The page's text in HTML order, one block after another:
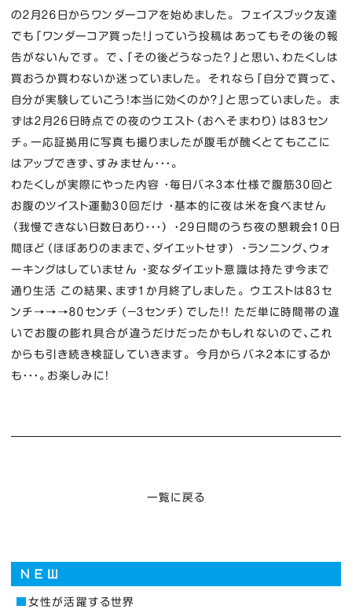
の２月２６日からワンダーコアを始めました。 フェイスブック友達
でも「ワンダーコア買った！」っていう投稿はあってもその後の報
告がないんです。 で、「その後どうなった？」と思い、わたくしは
買おうか買わないか迷っていました。 それなら「自分で買って、
自分が実験していこう！本当に効くのか？」と思っていました。 ま
ずは２月２６日時点での夜のウエスト（おへそまわり）は８３セン
チ。一応証拠用に写真も撮りましたが腹毛が醜くとてもここに
はアップできず、すみません・・・。
わたくしが実際にやった内容 ・毎日バネ３本仕様で腹筋３０回と
お腹のツイスト運動３０回だけ ・基本的に夜は米を食べません
（我慢できない日数日あり・・・） ・２９日間のうち夜の懇親会１０日
間ほど（ほぼありのままで、ダイエットせず） ・ランニング、ウォ
ーキングはしていません ・変なダイエット意識は持たず今まで
通り生活 この結果、まず１か月終了しました。 ウエストは８３セ
ンチ→→→８０センチ（－３センチ）でした！！ ただ単に時間帯の違
いでお腹の膨れ具合が違うだけだったかもしれないので、これ
からも引き続き検証していきます。 今月からバネ２本にするか
も・・・。お楽しみに！
一覧に戻る
女性が活躍する世界